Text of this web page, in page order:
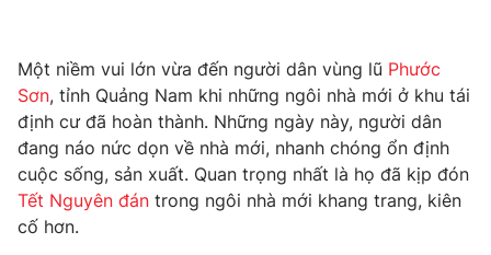
Thế giới đó đây
Câu chuyện quốc tế
Tài chính
Thị trường
Góc doanh nghiệp
Dữ liệu và đời sống
Truyền hình
Phim VTV
Giải trí
Một niềm vui lớn vừa đến người dân vùng lũ Phước
Sơn, tỉnh Quảng Nam khi những ngôi nhà mới ở khu tái
định cư đã hoàn thành. Những ngày này, người dân
đang náo nức dọn về nhà mới, nhanh chóng ổn định
cuộc sống, sản xuất. Quan trọng nhất là họ đã kịp đón
Tết Nguyên đán trong ngôi nhà mới khang trang, kiên
cố hơn.